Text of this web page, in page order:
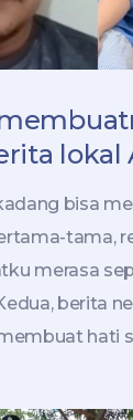
lokal
bisa
tama,
merasa
berita
hati